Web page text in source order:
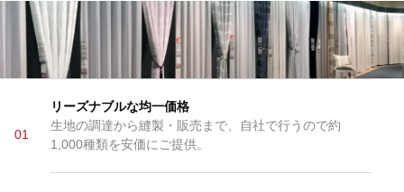
01
リーズナブルな均一価格
生地の調達から縫製・販売まで、自社で行うので約
1,000種類を安価にご提供。